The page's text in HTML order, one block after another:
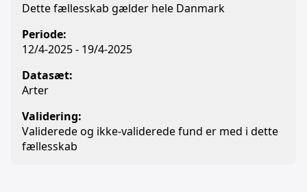
Dette fællesskab gælder hele Danmark
Periode:
12/4-2025 - 19/4-2025
Datasæt:
Arter
Validering:
Validerede og ikke-validerede fund er med i dette
fællesskab